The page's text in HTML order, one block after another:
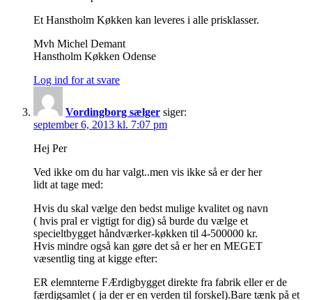
Et Hanstholm Køkken kan leveres i alle prisklasser.
Mvh Michel Demant
Hanstholm Køkken Odense
Log ind for at svare
Vordingborg sælger siger:
september 6, 2013 kl. 7:07 pm
Hej Per
Ved ikke om du har valgt..men vis ikke så er der her
lidt at tage med:
Hvis du skal vælge den bedst mulige kvalitet og navn
( hvis pral er vigtigt for dig) så burde du vælge et
specieltbygget håndværker-køkken til 4-500000 kr.
Hvis mindre også kan gøre det så er her en MEGET
væsentlig ting at kigge efter:
ER elemnterne FÆrdigbygget direkte fra fabrik eller er de
færdigsamlet ( ja der er en verden til forskel).Bare tænk på et